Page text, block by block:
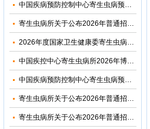
中国疾病预防控制中心寄生虫病预防控制所（国家热带病研究中心）2026年优秀大学生夏令营活动招收简章
寄生虫病所关于公布2026年普通招考博士考生调剂复试名单的通知
2026年度国家卫生健康委寄生虫病原与媒介生物学重点实验室开放课题申请通知
中国疾控中心寄生虫病所2026年博士研究生招生调剂信息公布
中国疾病预防控制中心寄生虫病预防控制所2026年部门预算
寄生虫病所关于公布2026年普通招考公共卫生博士考生复试名单的通知
寄生虫病所关于公布2026年普通招考学术学位博士考生复试名单的通知